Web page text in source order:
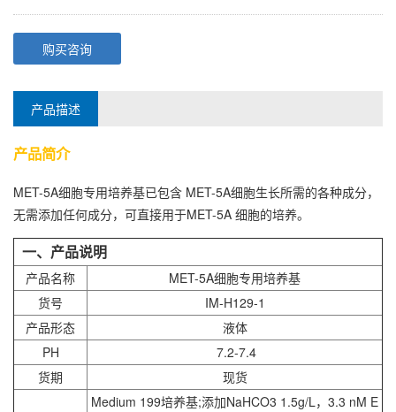
购买咨询
产品描述
产品简介
MET-5A细胞专用培养基已包含 MET-5A细胞生长所需的各种成分，
无需添加任何成分，可直接用于MET-5A 细胞的培养。
一、产品说明
产品名称 MET-5A细胞专用培养基
货号
IM-H129-1
产品形态
液体
PH
7.2-7.4
货期
现货
Medium 199培养基;添加NaHCO3 1.5g/L，3.3 nM E